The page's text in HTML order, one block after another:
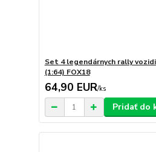
Set 4 legendárnych rally
(1:64) FOX18
64,90 EUR/ks
Pridať do